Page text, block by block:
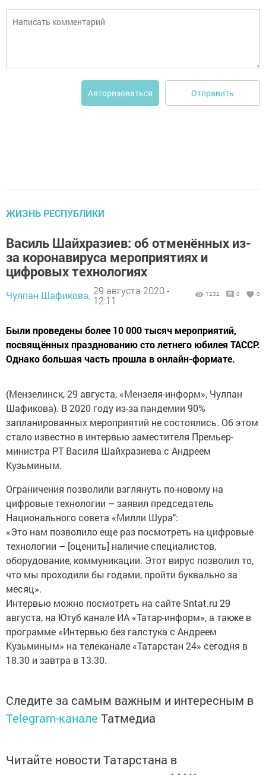
Авторизоваться Отправить
ЖИЗНЬ РЕСПУБЛИКИ
Василь Шайхразиев: об отменённых из-
за коронавируса мероприятиях и
цифровых технологиях
Чулпан Шафикова, 29 августа 2020 -
12:11
1232 0 0
Были проведены более 10 000 тысяч мероприятий,
посвящённых празднованию сто летнего юбилея ТАССР.
Однако большая часть прошла в онлайн-формате.
(Мензелинск, 29 августа, «Мензеля-информ», Чулпан
Шафикова). В 2020 году из-за пандемии 90%
запланированных мероприятий не состоялись. Об этом
стало известно в интервью заместителя Премьер-
министра РТ Василя Шайхразиева с Андреем
Кузьминым.
Ограничения позволили взглянуть по-новому на
цифровые технологии – заявил председатель
Национального совета «Милли Шура":
«Это нам позволило еще раз посмотреть на цифровые
технологии – [оценить] наличие специалистов,
оборудование, коммуникации. Этот вирус позволил то,
что мы проходили бы годами, пройти буквально за
месяц».
Интервью можно посмотреть на сайте Sntat.ru 29
августа, на Ютуб канале ИА «Татар-информ», а также в
программе «Интервью без галстука с Андреем
Кузьминым» на телеканале «Татарстан 24» сегодня в
18.30 и завтра в 13.30.
Следите за самым важным и интересным в
Telegram-канале Татмедиа
Читайте новости Татарстана в